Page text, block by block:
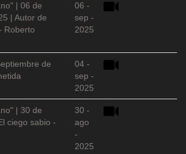
| 06 de
| Autor de
Roberto
06 -
sep -
2025
de
04 -
sep -
2025
| 30 de
ciego sabio -
30 -
ago
-
2025